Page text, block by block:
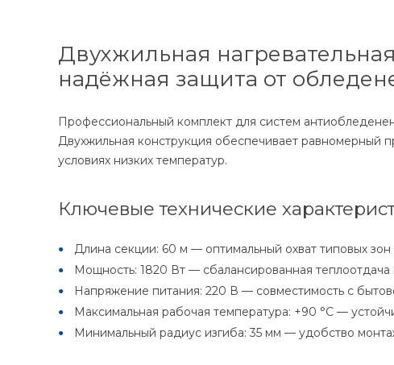
Двухжильная
надёжная защита от
Профессиональный комплект для систем
Двухжильная конструкция обеспечивает равномерный
условиях низких температур.
Ключевые технические
Длина секции: 60 м — оптимальный охват типовых
Мощность: 1820 Вт — сбалансированная
Напряжение питания: 220 В — совместимость с
Максимальная рабочая температура: +90 °C —
Минимальный радиус изгиба: 35 мм — удобство